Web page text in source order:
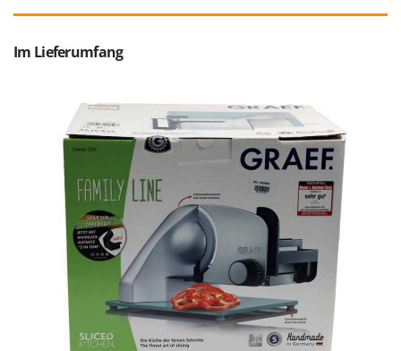
Palumbo Pavi
Partisani
Pramac
Prismafood
R.G.V.
Rato
Reber
Redback
Resto Italia
Ribimex
Im Lieferumfang